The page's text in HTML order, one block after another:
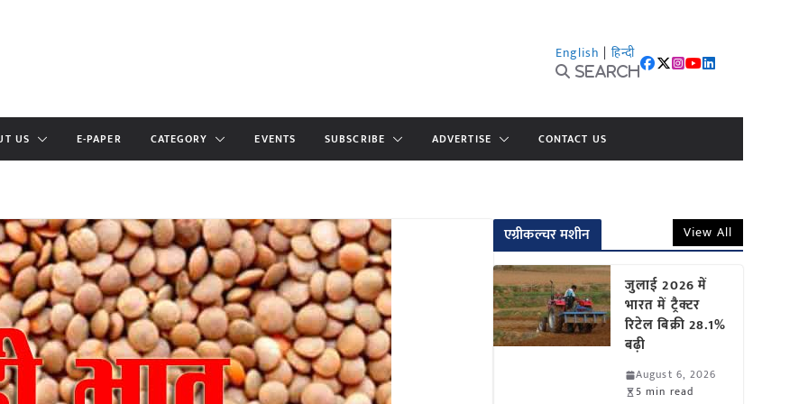
English | हिन्दी
Search
US E-PAPER CATEGORY EVENTS SUBSCRIBE ADVERTISE CONTACT US
एग्रीकल्चर मशीन View All
जुलाई 2026 में
भारत में ट्रैक्टर
रिटेल बिक्री 28.1%
बढ़ी
August 6, 2026
5 min read